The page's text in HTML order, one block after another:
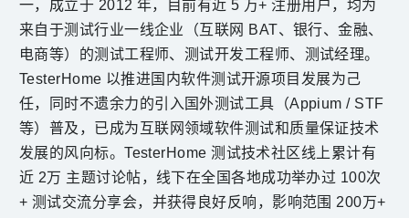
一，成立于 2012 年，目前有近 5 万+ 注册用户，均为
来自于测试行业一线企业（互联网 BAT、银行、金融、
电商等）的测试工程师、测试开发工程师、测试经理。
TesterHome 以推进国内软件测试开源项目发展为己
任，同时不遗余力的引入国外测试工具（Appium / STF
等）普及，
已成为互联网领域软件测试和质量保证技术
发展的风向标。TesterHome 测试技术社区线上累计有
近 2万 主题讨论帖，线下在全国各地成功举办过 100次
+ 测试交流分享会，并获得良好反响，影响范围 200万+